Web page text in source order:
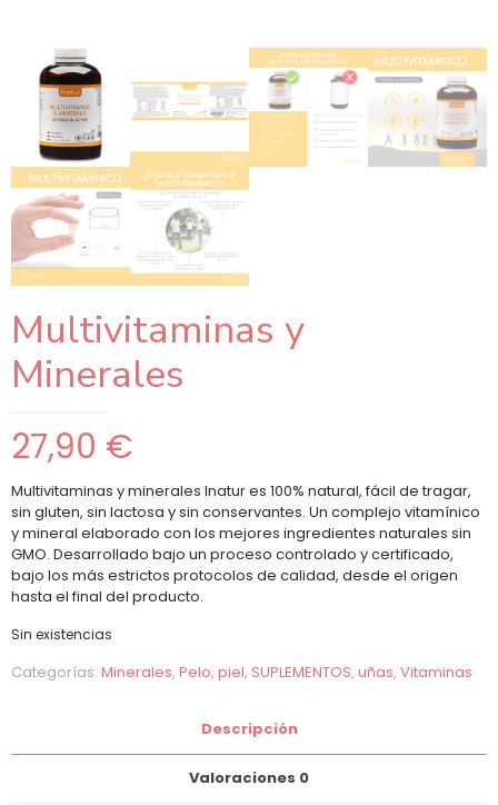
Multivitaminas y
Minerales
27,90 €
Multivitaminas y minerales Inatur es 100% natural, fácil de tragar,
sin gluten, sin lactosa y sin conservantes. Un complejo vitamínico
y mineral elaborado con los mejores ingredientes naturales sin
GMO. Desarrollado bajo un proceso controlado y certificado,
bajo los más estrictos protocolos de calidad, desde el origen
hasta el final del producto.
Sin existencias
Categorías: Minerales, Pelo, piel, SUPLEMENTOS, uñas, Vitaminas
Descripción
Valoraciones 0